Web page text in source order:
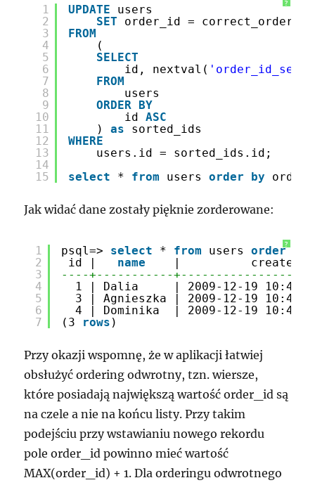
?
1
2
3
4
5
6
7
8
9
10
11
12
13
14
15
UPDATE
users
SET
order_id = correct_order_id
FROM
(
SELECT
id, nextval( 'order_id_seq'
FROM
users
ORDER BY
id ASC
) as
sorted_ids
WHERE
users.id = sorted_ids.id;
select
* from users order by
Jak widać dane zostały pięknie zorderowane:
?
1
2
3
4
5
6
7
psql=> select * from users order
id | name
|          created
----+-----------
1 | Dalia     | 2009-12-19
3 | Agnieszka | 2009-12-19
4 | Dominika  | 2009-12-19
(3 rows )
Przy okazji wspomnę, że w aplikacji łatwiej
obsłużyć ordering odwrotny, tzn. wiersze,
które posiadają największą wartość order_id są
na czele a nie na końcu listy. Przy takim
podejściu przy wstawianiu nowego rekordu
pole order_id powinno mieć wartość
MAX(order_id) + 1. Dla orderingu odwrotnego